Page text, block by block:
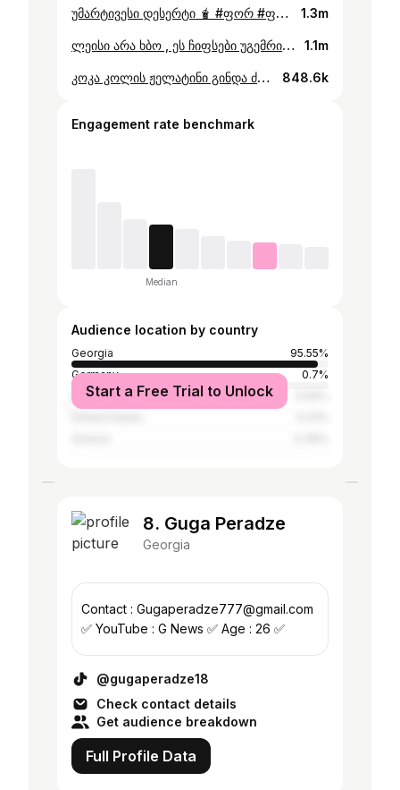
უმარტივესი დესერტი 🧋 #ფორ #ფორიუ #შენთვის #მოხრაკულიtv #რეცეპტები #მარტივირეცეპტი #მასტერშეფი #ჭამა #ტკბილეულობა #დესერტი #კულინარია #შენ #ყავა #სამზარეულო 1.3m
ლეისი არა ხბო , ეს ჩიფსები უგემრიელესია 🥔🍟 #ჩიფსი #ფორიუ #კულინარია #მასტერშეფი #მოხრაკულიtv #ჭამა #რეცეპტები #ჩიფსები #შენთვის #ფორ #foryou #შენ 1.1m
კოკა კოლის ჟელატინი გინდა ძმა ?🥤 #კოკაკოლა #ჟელატინი #ფორიუ #კულინარია #მასტერშეფი #მოხრაკულიtv #ჭამა #რეცეპტები #შენთვის #მარტივირეცეპტი #ფორ #შენ 848.6k
Engagement rate benchmark
Median
Audience location by country
Georgia
95.55%
Germany
0.7%
ItalyStart a Free Trial to Unlock
8. Guga Peradze
Georgia
Contact : Gugaperadze777@gmail.com
✅ YouTube : G News ✅ Age : 26 ✅
@gugaperadze18
Check contact details
Get audience breakdown
Full Profile Data